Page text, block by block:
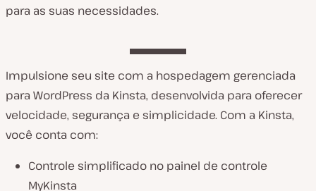
para as suas necessidades.
Impulsione seu site com a hospedagem gerenciada
para WordPress da Kinsta, desenvolvida para oferecer
velocidade, segurança e simplicidade. Com a Kinsta,
você conta com:
Controle simplificado no painel de controle
MyKinsta